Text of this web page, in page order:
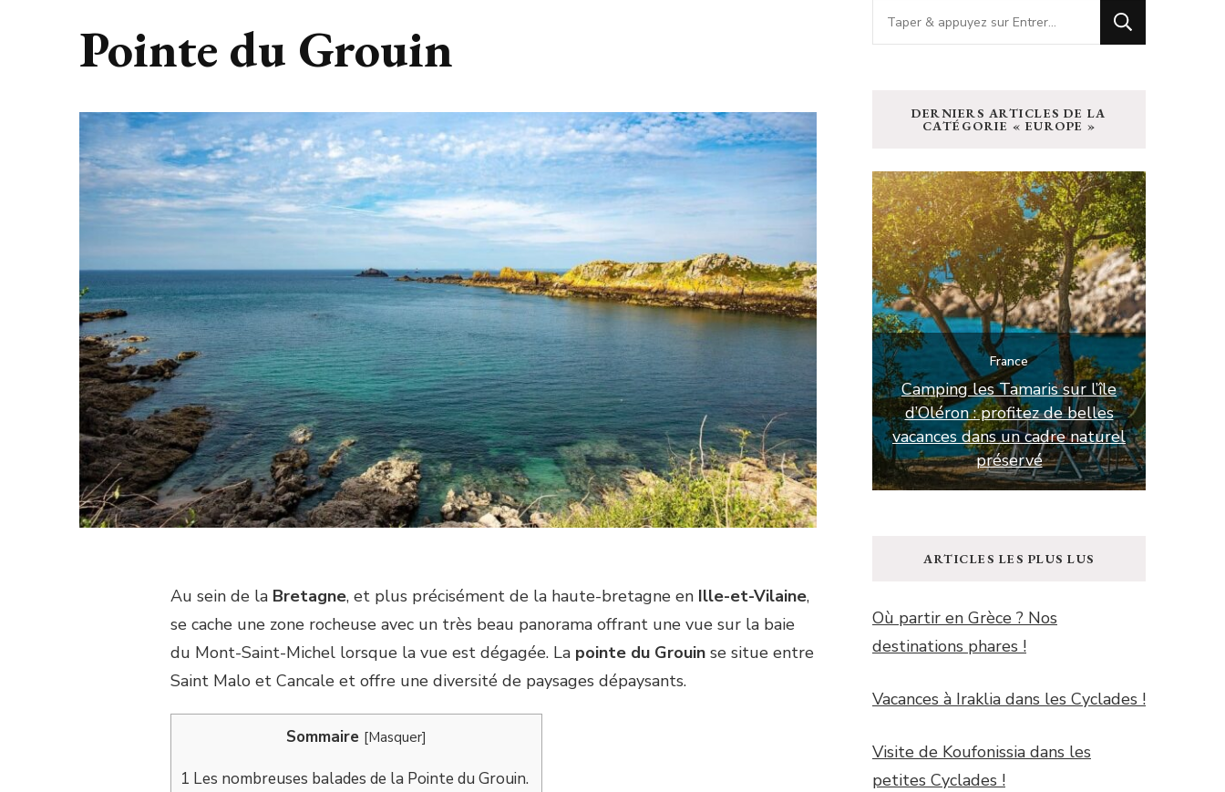
Pointe du Grouin
Au sein de la Bretagne, et plus précisément de la haute-bretagne en Ille-et-Vilaine,
se cache une zone rocheuse avec un très beau panorama offrant une vue sur la baie
du Mont-Saint-Michel lorsque la vue est dégagée. La pointe du Grouin se situe entre
Saint Malo et Cancale et offre une diversité de paysages dépaysants.
Sommaire [Masquer]
1 Les nombreuses balades de la Pointe du Grouin.
Vous
recherchiez
DERNIERS ARTICLES DE LA
CATÉGORIE « EUROPE »
France
Les précieuses informations à
connaître sur le camping Le
domaine de la plage
France
Camping en Dordogne : Comment
planifier le séjour pour des
vacances en famille sans stress ?
Camping les Tamaris sur l’île
d’Oléron : profitez de belles
vacances dans un cadre naturel
préservé
France
Camping 4 étoiles en Loire-
Atlantique : le confort Aloa La
Riviera
ARTICLES LES PLUS LUS
Où partir en Grèce ? Nos
destinations phares !
Vacances à Iraklia dans les Cyclades !
Visite de Koufonissia dans les
petites Cyclades !